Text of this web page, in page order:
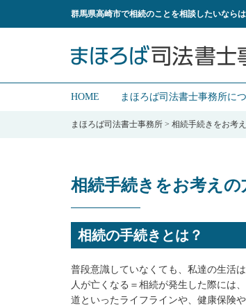
群馬県高崎市で相続のことを相談したいなら
HOME まほろば司法書士事務所に
まほろば司法書士事務所 > 相続手続きをお考
相続手続きをお考えの
相続の手続きとは？
普段意識していなくても、私達の生活
人が亡くなる＝相続が発生した際には
道といったライフラインや、健康保険